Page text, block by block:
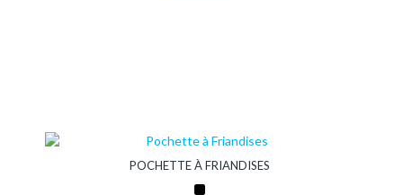
DogFinder™POCHETTE À FRIANDISES